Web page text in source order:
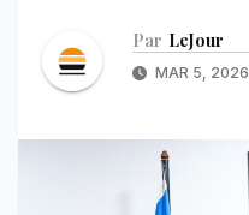
Par LeJour
MAR 5, 2026